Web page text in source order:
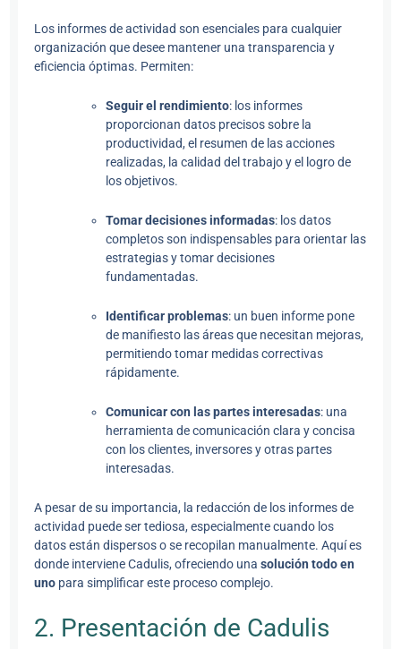
Los informes de actividad son esenciales para cualquier
organización que desee mantener una transparencia y
eficiencia óptimas. Permiten:
Seguir el rendimiento: los informes
proporcionan datos precisos sobre la
productividad, el resumen de las acciones
realizadas, la calidad del trabajo y el logro de
los objetivos.
Tomar decisiones informadas: los datos
completos son indispensables para orientar las
estrategias y tomar decisiones
fundamentadas.
Identificar problemas: un buen informe pone
de manifiesto las áreas que necesitan mejoras,
permitiendo tomar medidas correctivas
rápidamente.
Comunicar con las partes interesadas: una
herramienta de comunicación clara y concisa
con los clientes, inversores y otras partes
interesadas.
A pesar de su importancia, la redacción de los informes de
actividad puede ser tediosa, especialmente cuando los
datos están dispersos o se recopilan manualmente. Aquí es
donde interviene Cadulis, ofreciendo unasolución todo en
uno para simplificar este proceso complejo.
2. Presentación de Cadulis